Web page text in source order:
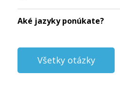
Aké jazyky ponúkate?
Všetky otázky